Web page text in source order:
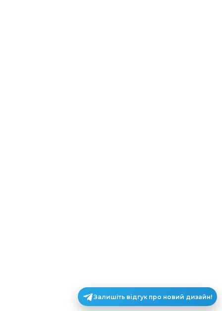
Залишіть відгук про новий дизайн!